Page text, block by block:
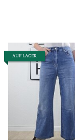
AUF LAGER